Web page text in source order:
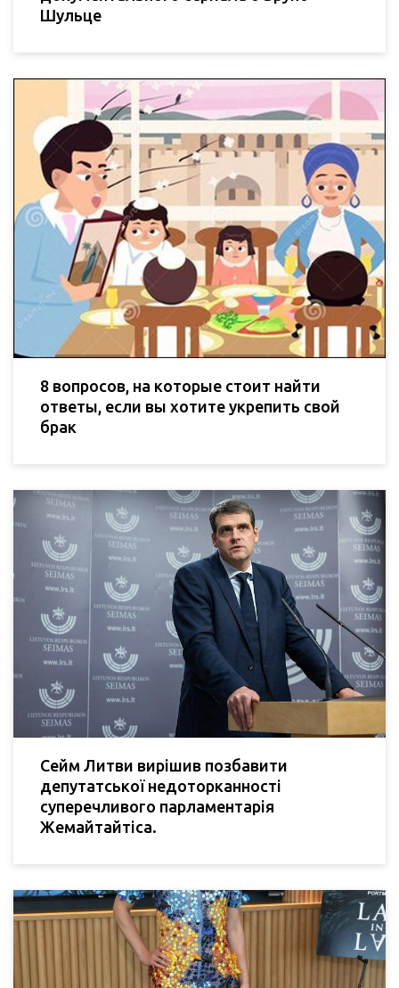
Шульце
8 вопросов, на которые стоит найти
ответы, если вы хотите укрепить свой
брак
Сейм Литви вирішив позбавити
депутатської недоторканності
суперечливого парламентарія
Жемайтайтіса.